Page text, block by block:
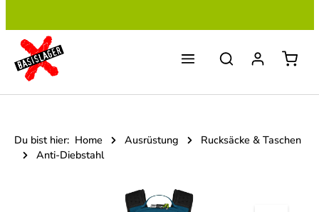
Du bist hier: Home Ausrüstung
Rucksäcke & Taschen
Anti-Diebstahl
Bildergalerie überspringen